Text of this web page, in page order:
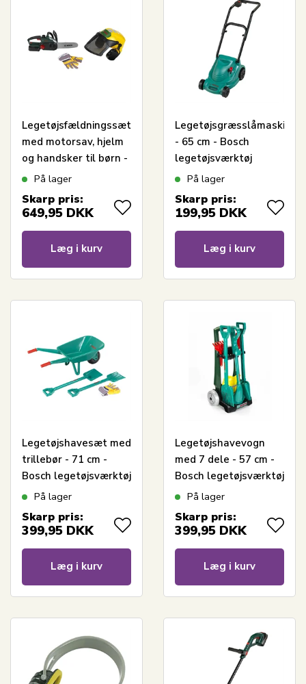
Legetøjsfældningssæt
med motorsav, hjelm
og handsker til børn -
4 dele - Bosch
På lager
Skarp pris:
649,95 DKK
Læg i kurv
Legetøjsgræsslåmaskine
- 65 cm - Bosch
legetøjsværktøj
På lager
Skarp pris:
199,95 DKK
Læg i kurv
Legetøjshavesæt med
trillebør - 71 cm -
Bosch legetøjsværktøj
På lager
Skarp pris:
399,95 DKK
Læg i kurv
Legetøjshavevogn
med 7 dele - 57 cm -
Bosch legetøjsværktøj
På lager
Skarp pris:
399,95 DKK
Læg i kurv